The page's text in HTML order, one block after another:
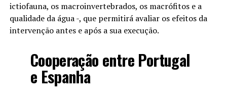
ictiofauna, os macroinvertebrados, os macrófitos e a
qualidade da água -, que permitirá avaliar os efeitos da
intervenção antes e após a sua execução.
Cooperação entre Portugal
e Espanha